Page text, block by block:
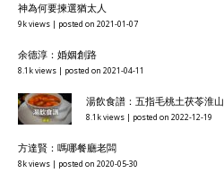
神為何要揀選猶太人
9k views | posted on 2021-01-07
余德淳：婚姻創路
8.1k views | posted on 2021-04-11
湯飲食譜：五指毛桃土茯苓淮山
8.1k views | posted on 2022-12-19
方達賢：嗎哪餐廳老闆
8k views | posted on 2020-05-30